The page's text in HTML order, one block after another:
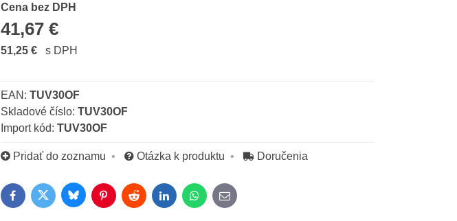
Cena bez DPH
41,67 €
Cena s DPH
51,25 € s DPH
EAN: TUV30OF
Skladové číslo: TUV30OF
Import kód: TUV30OF
Pridať do zoznamu Otázka k produktu Doručenia
FacebookTwitterBlueskyPinterestRedditLinkedInWhatsApp
E-mail